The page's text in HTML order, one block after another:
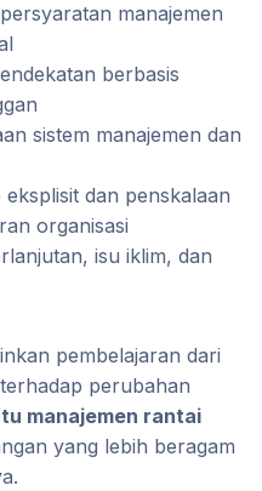
manajemen
berbasis
sistem manajemen dan
dan penskalaan
organisasi
isu iklim, dan
pembelajaran dari
perubahan
manajemen rantai
yang lebih beragam